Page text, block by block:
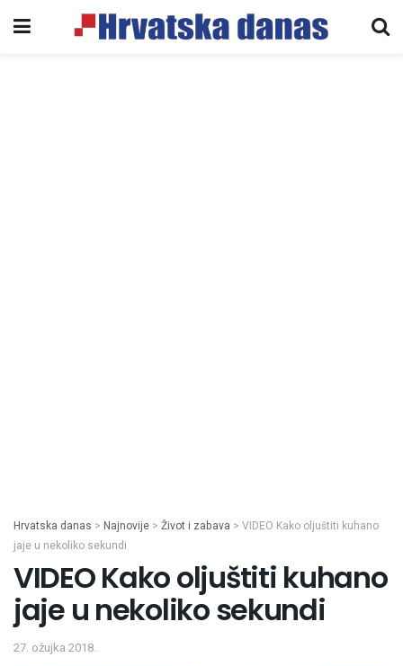
Hrvatska danas > Najnovije > Život i zabava > VIDEO Kako oljuštiti kuhano
jaje u nekoliko sekundi
VIDEO Kako oljuštiti kuhano
jaje u nekoliko sekundi
27. ožujka 2018.